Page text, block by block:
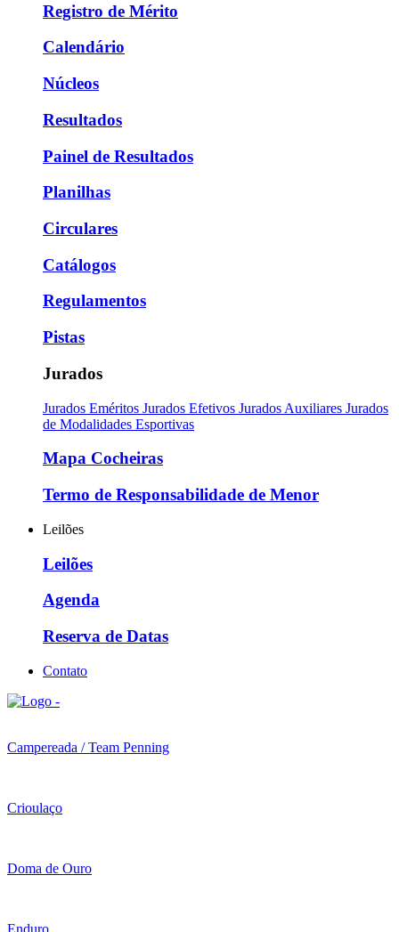
Registro de Mérito
Calendário
Núcleos
Resultados
Painel de Resultados
Planilhas
Circulares
Catálogos
Regulamentos
Pistas
Jurados
Jurados Eméritos Jurados Efetivos Jurados Auxiliares Jurados
de Modalidades Esportivas
Mapa Cocheiras
Termo de Responsabilidade de Menor
Leilões
Leilões
Agenda
Reserva de Datas
Contato
Campereada / Team Penning
Crioulaço
Doma de Ouro
Enduro